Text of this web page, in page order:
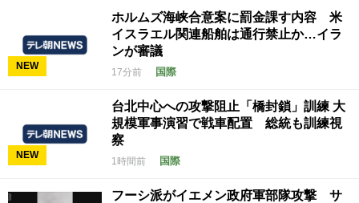
NEW
ホルムズ海峡合意案に罰金課す内容 米
イスラエル関連船舶は通行禁止か…イラ
ンが審議
17分前 国際
NEW
台北中心への攻撃阻止「橋封鎖」訓練 大
規模軍事演習で戦車配置 総統も訓練視
察
1時間前 国際
フーシ派がイエメン政府軍部隊攻撃 サ